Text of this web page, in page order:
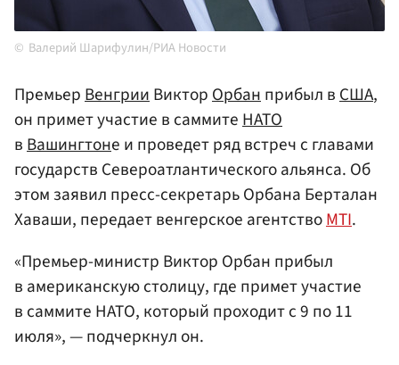
Валерий Шарифулин/РИА Новости
ПремьерВенгрииВикторОрбанприбыл вСША,
он примет участие в саммитеНАТО
вВашингтоне и проведет ряд встреч с главами
государств Североатлантического альянса. Об
этом заявил пресс-секретарь Орбана Берталан
Хаваши, передает венгерское агентствоMTI.
«Премьер-министр Виктор Орбан прибыл
в американскую столицу, где примет участие
в саммите НАТО, который проходит с 9 по 11
июля», — подчеркнул он.